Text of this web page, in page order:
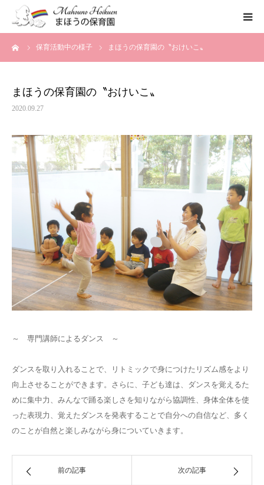
保育活動中の様子 まほうの保育園の〝おけいこ〟
まほうの保育園の〝おけいこ〟
2020.09.27
～ 専門講師によるダンス ～
ダンスを取り入れることで、リトミックで身につけたリズム感をより
向上させることができます。さらに、子ども達は、ダンスを覚えるた
めに集中力、みんなで踊る楽しさを知りながら協調性、身体全体を使
った表現力、覚えたダンスを発表することで自分への自信など、多く
のことが自然と楽しみながら身についていきます。
前の記事 次の記事
まほうの保育園の想い
一時保育について